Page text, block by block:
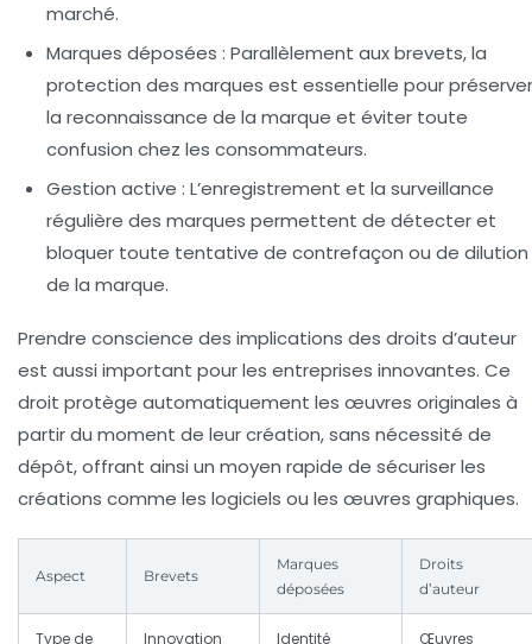
marché.
Marques déposées : Parallèlement aux brevets, la
protection des marques est essentielle pour préserver
la reconnaissance de la marque et éviter toute
confusion chez les consommateurs.
Gestion active : L’enregistrement et la surveillance
régulière des marques permettent de détecter et
bloquer toute tentative de contrefaçon ou de dilution
de la marque.
Prendre conscience des implications des droits d’auteur
est aussi important pour les entreprises innovantes. Ce
droit protège automatiquement les œuvres originales à
partir du moment de leur création, sans nécessité de
dépôt, offrant ainsi un moyen rapide de sécuriser les
créations comme les logiciels ou les œuvres graphiques.
Aspect Brevets
Marques
déposées
Droits
d’auteur
Type de Innovation Identité Œuvres